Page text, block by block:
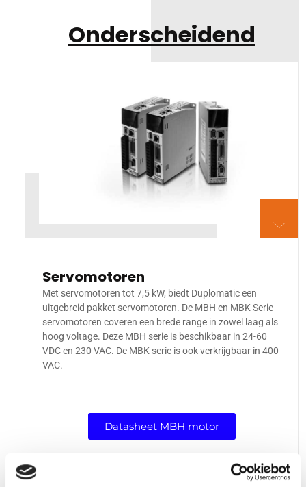
Onderscheidend
Servomotoren
Met servomotoren tot 7,5 kW, biedt Duplomatic een
uitgebreid pakket servomotoren. De MBH en MBK Serie
servomotoren coveren een brede range in zowel laag als
hoog voltage. Deze MBH serie is beschikbaar in 24-60
VDC en 230 VAC. De MBK serie is ook verkrijgbaar in 400
VAC.
Datasheet MBH motor